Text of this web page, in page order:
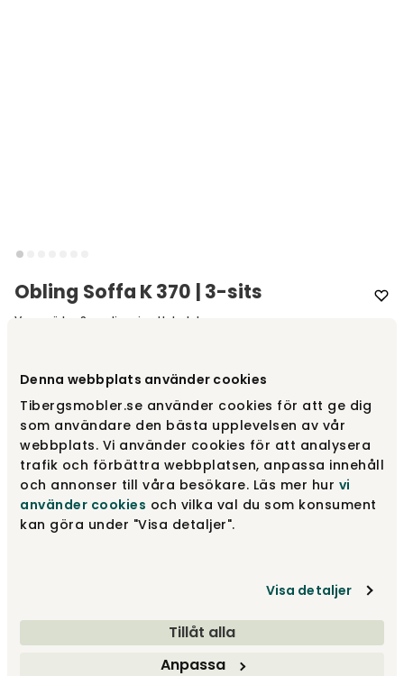
Denna webbplats använder cookies
Tibergsmobler.se använder cookies för att ge dig
som användare den bästa upplevelsen av vår
webbplats. Vi använder cookies för att analysera
trafik och förbättra webbplatsen, anpassa innehåll
och annonser till våra besökare. Läs mer hur vi
använder cookies och vilka val du som konsument
kan göra under "Visa detaljer".
Visa detaljer
Tillåt alla
Anpassa
Obling Soffa K 370 | 3-sits
Varumärke Scandinavian Upholstery
Välj modell3-sits
3-sits fr.13 465 kr
2-sits fr.10 170 kr
fr.11 910 kr